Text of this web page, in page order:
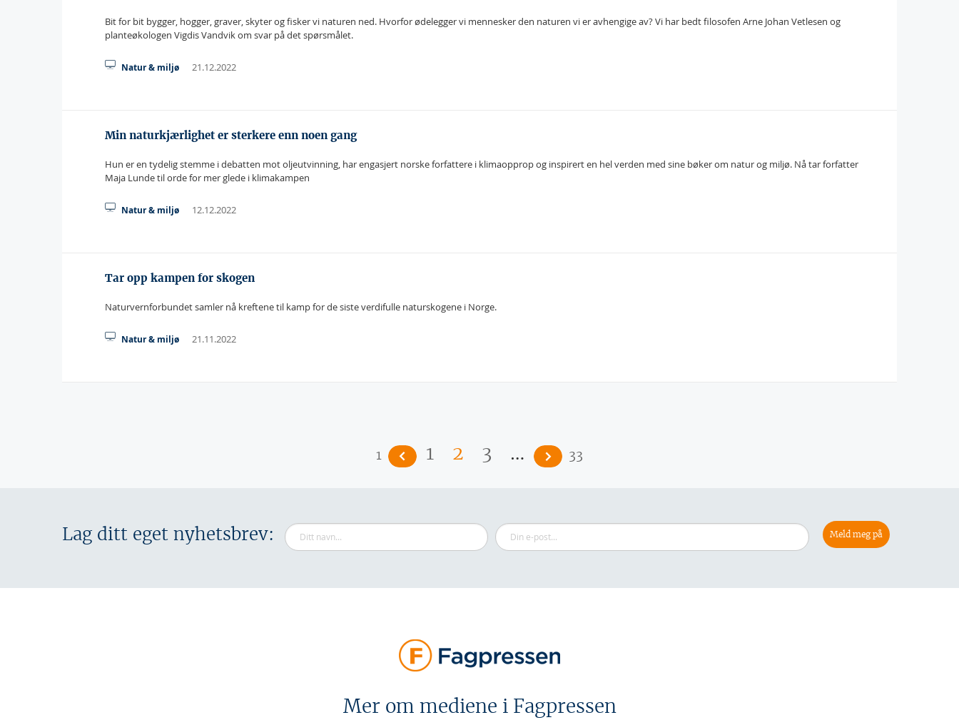
Bit for bit bygger, hogger, graver, skyter og fisker vi naturen ned. Hvorfor ødelegger vi mennesker den naturen vi er avhengige av? Vi har bedt filosofen Arne Johan Vetlesen og
planteøkologen Vigdis Vandvik om svar på det spørsmålet.
Natur & miljø 21.12.2022
Min naturkjærlighet er sterkere enn noen gang
Hun er en tydelig stemme i debatten mot oljeutvinning, har engasjert norske forfattere i klimaopprop og inspirert en hel verden med sine bøker om natur og miljø. Nå tar forfatter
Maja Lunde til orde for mer glede i klimakampen
Natur & miljø 12.12.2022
Tar opp kampen for skogen
Naturvernforbundet samler nå kreftene til kamp for de siste verdifulle naturskogene i Norge.
Natur & miljø 21.11.2022
1 1 2 3 … 33
Lag ditt eget nyhetsbrev:
Mer om mediene i Fagpressen